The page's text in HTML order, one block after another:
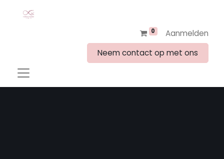
0
Aanmelden
Neem contact op met ons